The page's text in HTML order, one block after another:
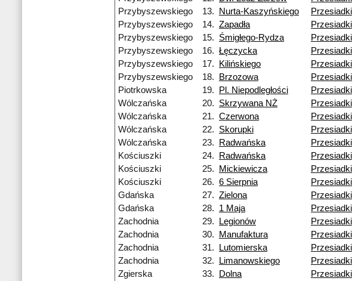
Przybyszewskiego
13. Nurta-Kaszyńskiego
Przesiadki
Przybyszewskiego
14. Zapadła
Przesiadki
Przybyszewskiego
15. Śmigłego-Rydza
Przesiadki
Przybyszewskiego
16. Łęczycka
Przesiadki
Przybyszewskiego
17. Kilińskiego
Przesiadki
Przybyszewskiego
18. Brzozowa
Przesiadki
Piotrkowska
19. Pl. Niepodległości
Przesiadki
Wólczańska
20. Skrzywana NŻ
Przesiadki
Wólczańska
21. Czerwona
Przesiadki
Wólczańska
22. Skorupki
Przesiadki
Wólczańska
23. Radwańska
Przesiadki
Kościuszki
24. Radwańska
Przesiadki
Kościuszki
25. Mickiewicza
Przesiadki
Kościuszki
26. 6 Sierpnia
Przesiadki
Gdańska
27. Zielona
Przesiadki
Gdańska
28. 1 Maja
Przesiadki
Zachodnia
29. Legionów
Przesiadki
Zachodnia
30. Manufaktura
Przesiadki
Zachodnia
31. Lutomierska
Przesiadki
Zachodnia
32. Limanowskiego
Przesiadki
Zgierska
33. Dolna Przesiadki